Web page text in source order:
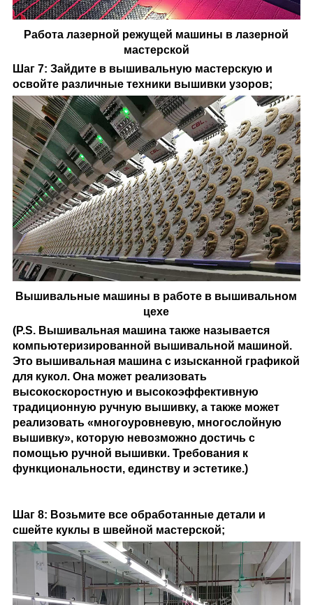
Работа лазерной режущей машины в лазерной
мастерской
Шаг 7: Зайдите в вышивальную мастерскую и
освойте различные техники вышивки узоров;
Вышивальные машины в работе в вышивальном
цехе
(P.S. Вышивальная машина также называется
компьютеризированной вышивальной машиной.
Это вышивальная машина с изысканной графикой
для кукол. Она может реализовать
высокоскоростную и высокоэффективную
традиционную ручную вышивку, а также может
реализовать «многоуровневую, многослойную
вышивку», которую невозможно достичь с
помощью ручной вышивки. Требования к
функциональности, единству и эстетике.)
Шаг 8: Возьмите все обработанные детали и
сшейте куклы в швейной мастерской;